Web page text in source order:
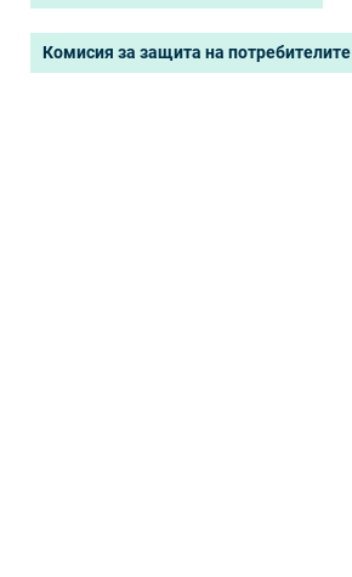
Комисия за защита на потребителите